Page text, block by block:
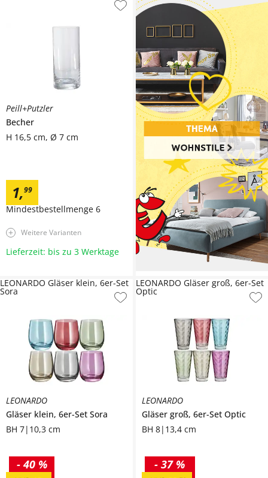
Peill+Putzler
Becher
H 16,5 cm, Ø 7 cm
1,99
Mindestbestellmenge 6
Weitere Varianten
Lieferzeit: bis zu 3 Werktage
LEONARDO
Gläser klein, 6er-Set Sora
BH 7|10,3 cm
- 40 %
LEONARDO Gläser klein, 6er-Set
Sora
LEONARDO
Gläser groß, 6er-Set Optic
BH 8|13,4 cm
- 37 %
LEONARDO Gläser groß, 6er-Set
Optic